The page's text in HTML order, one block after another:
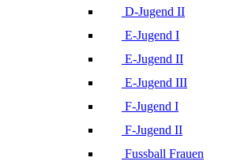
D-Jugend II
E-Jugend I
E-Jugend II
E-Jugend III
F-Jugend I
F-Jugend II
Fussball Frauen